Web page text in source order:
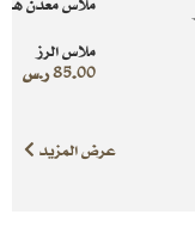
ملاس الرز
85.00ر.س
عرض المزيد